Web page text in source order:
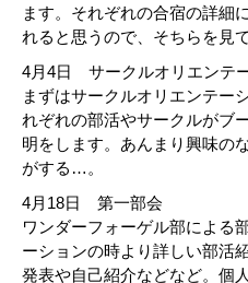
ます。それぞれの合宿の詳細
れると思うので、そちらを見
4月4日 サークルオリエンテ
まずはサークルオリエンテー
れぞれの部活やサークルがブ
明をします。あんまり興味の
がする…。
4月18日 第一部会
ワンダーフォーゲル部による
ーションの時より詳しい部活
発表や自己紹介などなど。個